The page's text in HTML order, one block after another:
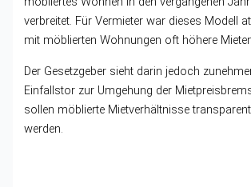
verbreitet. Für Vermieter war dieses Modell
mit möblierten Wohnungen oft höhere
Der Gesetzgeber sieht darin jedoch
Einfallstor zur Umgehung der
sollen möblierte Mietverhältnisse
werden.